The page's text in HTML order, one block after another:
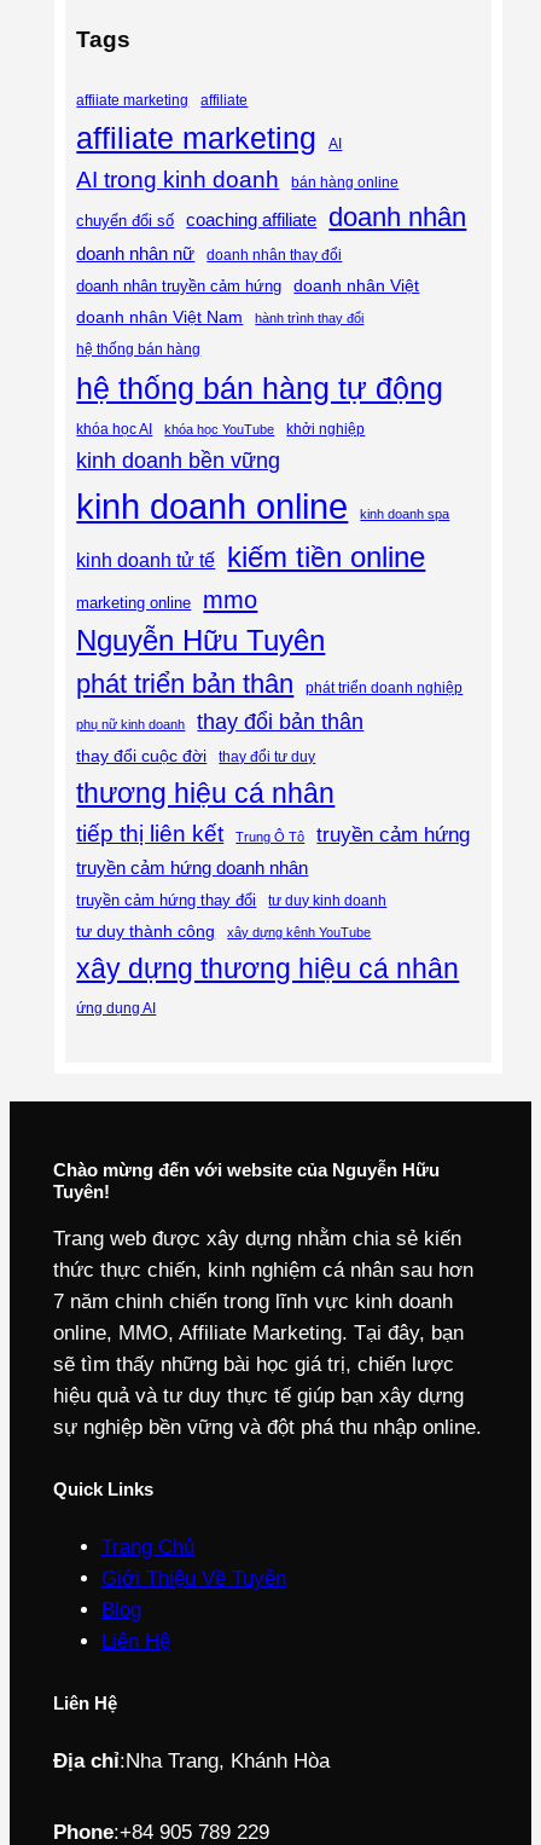
Tags
affiiate marketing affiliate
affiliate marketing AI
AI trong kinh doanh bán hàng online
chuyển đổi số coaching affiliate doanh nhân
doanh nhân nữ doanh nhân thay đổi
doanh nhân truyền cảm hứng
doanh nhân Việt
doanh nhân Việt Nam
hành trình thay đổi
hệ thống bán hàng
hệ thống bán hàng tự động
khóa học AI khóa học YouTube khởi nghiệp
kinh doanh bền vững
kinh doanh online kinh doanh spa
kinh doanh tử tế kiếm tiền online
marketing online mmo
Nguyễn Hữu Tuyên
phát triển bản thân phát triển doanh nghiệp
phụ nữ kinh doanh thay đổi bản thân
thay đổi cuộc đời thay đổi tư duy
thương hiệu cá nhân
tiếp thị liên kết Trung Ô Tô truyền cảm hứng
truyền cảm hứng doanh nhân
truyền cảm hứng thay đổi tư duy kinh doanh
tư duy thành công xây dựng kênh YouTube
xây dựng thương hiệu cá nhân
ứng dụng AI
Chào mừng đến với website của Nguyễn Hữu
Tuyên!
Trang web được xây dựng nhằm chia sẻ kiến
thức thực chiến, kinh nghiệm cá nhân sau hơn
7 năm chinh chiến trong lĩnh vực kinh doanh
online, MMO, Affiliate Marketing. Tại đây, bạn
sẽ tìm thấy những bài học giá trị, chiến lược
hiệu quả và tư duy thực tế giúp bạn xây dựng
sự nghiệp bền vững và đột phá thu nhập online.
Quick Links
Trang Chủ
Giới Thiệu Về Tuyên
Blog
Liên Hệ
Liên Hệ
Địa chỉ:Nha Trang, Khánh Hòa
Phone:+84 905 789 229